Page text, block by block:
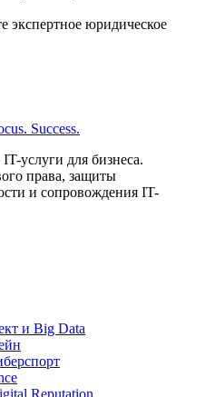
экспертное юридическое
Success.
услуги для бизнеса.
права, защиты
и сопровождения IT-
и Big Data
Reputation